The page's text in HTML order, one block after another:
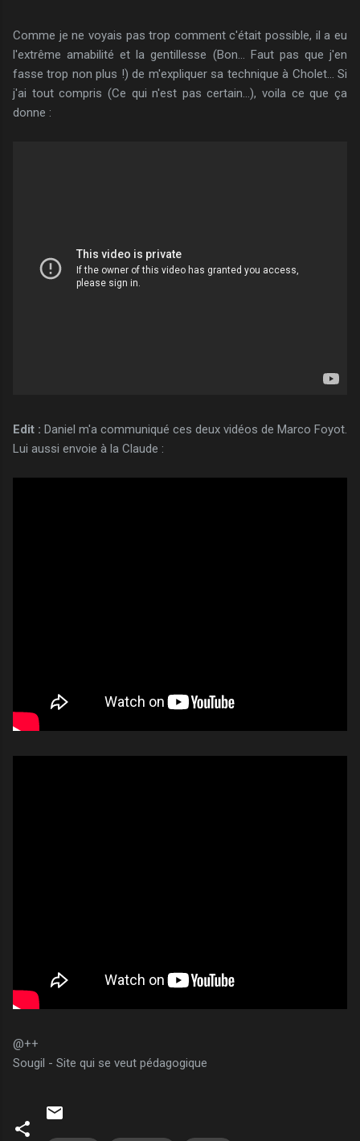
Comme je ne voyais pas trop comment c'était possible, il a eu
l'extrême amabilité et la gentillesse (Bon... Faut pas que j'en
fasse trop non plus !) de m'expliquer sa technique à Cholet... Si
j'ai tout compris (Ce qui n'est pas certain...), voila ce que ça
donne :
Edit : Daniel m'a communiqué ces deux vidéos de Marco Foyot.
Lui aussi envoie à la Claude :
@++
Sougil - Site qui se veut pédagogique